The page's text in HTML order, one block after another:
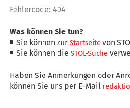
Fehlercode: 404
Was können Sie tun?
Sie können zurStartseite von
Sie können dieSTOL-Suche
Haben Sie Anmerkungen oder
können Sie uns per E-Mail